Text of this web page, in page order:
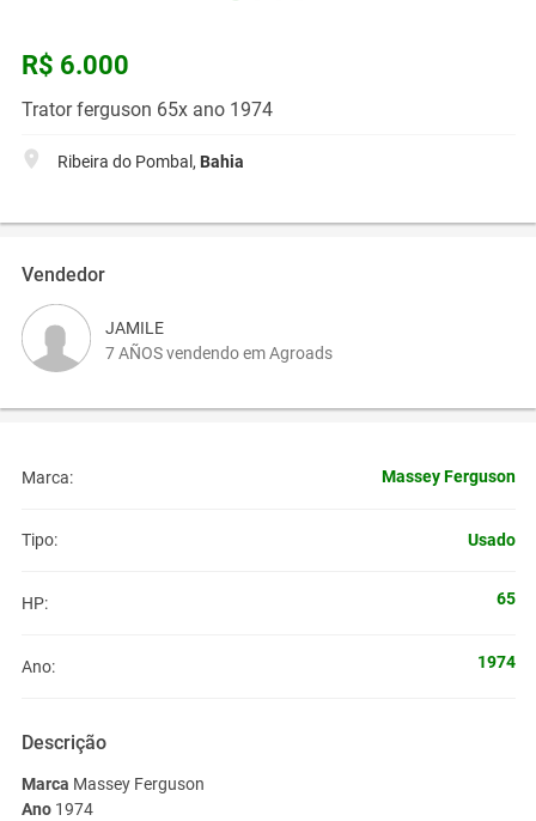
R$ 6.000
Trator ferguson 65x ano 1974
Ribeira do Pombal, Bahia
Vendedor
JAMILE
7 AÑOS vendendo em Agroads
Marca: Massey Ferguson
Tipo: Usado
HP: 65
Ano: 1974
Descrição
Marca Massey Ferguson
Ano 1974